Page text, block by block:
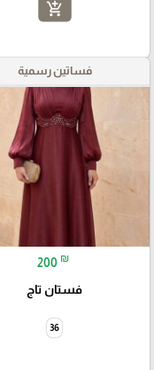
add_shopping_cart
فساتين رسمية
200 ₪
فستان تاج
36